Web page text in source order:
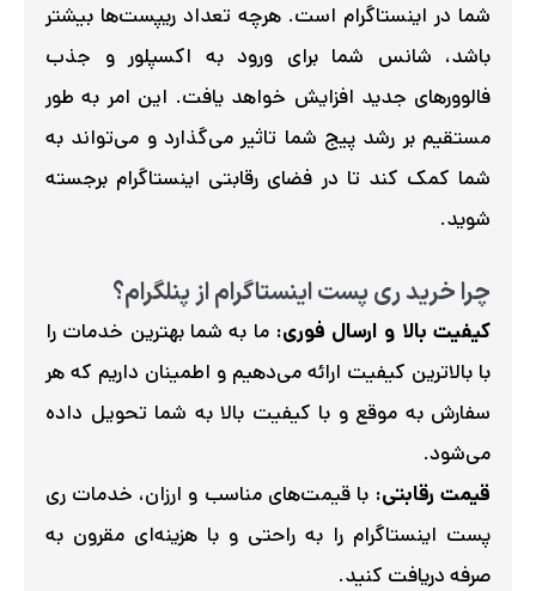
شما در اینستاگرام است. هرچه تعداد ریپست‌ها بیشتر
باشد، شانس شما برای ورود به اکسپلور و جذب
فالوورهای جدید افزایش خواهد یافت. این امر به طور
مستقیم بر رشد پیج شما تاثیر می‌گذارد و می‌تواند به
شما کمک کند تا در فضای رقابتی اینستاگرام برجسته
شوید.
چرا خرید ری پست اینستاگرام از پنلگرام؟
کیفیت بالا و ارسال فوری: ما به شما بهترین خدمات را
با بالاترین کیفیت ارائه می‌دهیم و اطمینان داریم که هر
سفارش به موقع و با کیفیت بالا به شما تحویل داده
می‌شود.
قیمت رقابتی: با قیمت‌های مناسب و ارزان، خدمات ری
پست اینستاگرام را به راحتی و با هزینه‌ای مقرون به
صرفه دریافت کنید.